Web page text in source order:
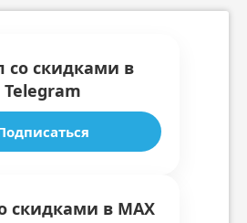
со скидками в
Telegram
скидками в MAX